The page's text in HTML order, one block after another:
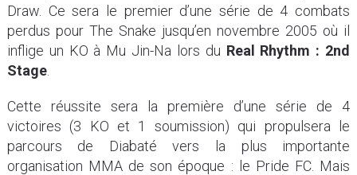
Draw. Ce sera le premier d’une série de 4 combats
perdus pour The Snake jusqu’en novembre 2005 où il
inflige un KO à Mu Jin-Na lors du Real Rhythm : 2nd
Stage.
Cette réussite sera la première d’une série de 4
victoires (3 KO et 1 soumission) qui propulsera le
parcours de Diabaté vers la plus importante
organisation MMA de son époque : le Pride FC. Mais